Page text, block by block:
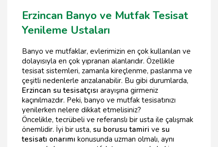
Erzincan Banyo ve Mutfak Tesisat
Yenileme Ustaları
Banyo ve mutfaklar, evlerimizin en çok kullanılan ve
dolayısıyla en çok yıpranan alanlarıdır. Özellikle
tesisat sistemleri, zamanla kireçlenme, paslanma ve
çeşitli nedenlerle arızalanabilir. Bu gibi durumlarda,
Erzincan su tesisatçısı arayışına girmeniz
kaçınılmazdır. Peki, banyo ve mutfak tesisatınızı
yenilerken nelere dikkat etmelisiniz?
Öncelikle, tecrübeli ve referanslı bir usta ile çalışmak
önemlidir. İyi bir usta, su borusu tamiri ve su
tesisatı onarımı konusunda uzman olmalı, aynı